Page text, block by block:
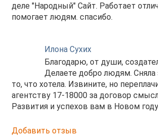
деле "Народный" Сайт. Работает
помогает людям. спасибо.
Илона Сухих
Благодарю, от души,
Делаете добро людям. Сняла
то, что хотела. Извините, но
агентству 17-18000 за договор
Развития и успехов вам в Новом
Добавить отзыв